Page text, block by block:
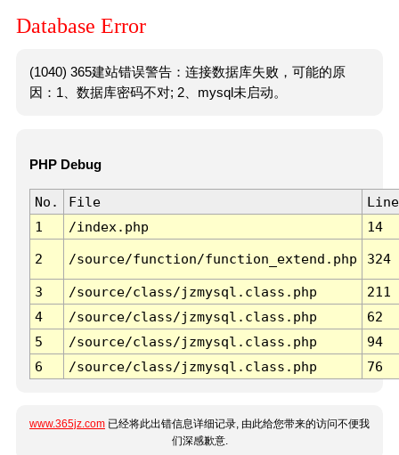
Database Error
(1040) 365建站错误警告：连接数据库失败，可能的原
因：1、数据库密码不对; 2、mysql未启动。
PHP Debug
No. File
Line
1
/index.php 14
2 /source/function/function_extend.php 324
3 /source/class/jzmysql.class.php
211
4
/source/class/jzmysql.class.php
62
5
/source/class/jzmysql.class.php
94
6
/source/class/jzmysql.class.php 76
www.365jz.com 已经将此出错信息详细记录, 由此给您带来的访问不便我
们深感歉意.